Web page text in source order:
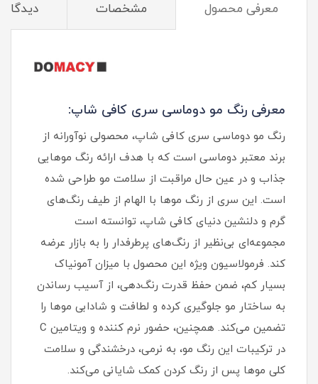
معرفی محصول مشخصات
معرفی رنگ مو دوماسی سری کافی شاپ:
رنگ مو دوماسی سری کافی شاپ، محصولی نوآورانه از
برند معتبر دوماسی است که با هدف ارائه رنگ موهایی
جذاب و در عین حال مراقبت از سلامت مو طراحی شده
است. این سری از رنگ موها با الهام از طیف رنگ‌های
گرم و دلنشین دنیای کافی شاپ، توانسته است
مجموعه‌ای بی‌نظیر از رنگ‌های پرطرفدار را به بازار عرضه
کند. فرمولاسیون ویژه این محصول با میزان آمونیاک
بسیار کم، ضمن حفظ قدرت رنگ‌دهی، از آسیب رساندن
به ساختار مو جلوگیری کرده و لطافت و شادابی موها را
تضمین می‌کند. همچنین، حضور نرم‌ کننده و ویتامین C
در ترکیبات این رنگ مو، به نرمی، درخشندگی و سلامت
کلی موها پس از رنگ کردن کمک شایانی می‌کند.